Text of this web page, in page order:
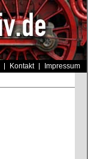
Kontakt Impressum